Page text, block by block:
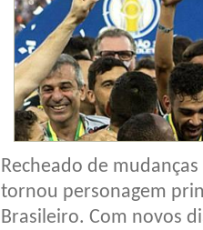
Recheado de
tornou personagem
Brasileiro. Com novos